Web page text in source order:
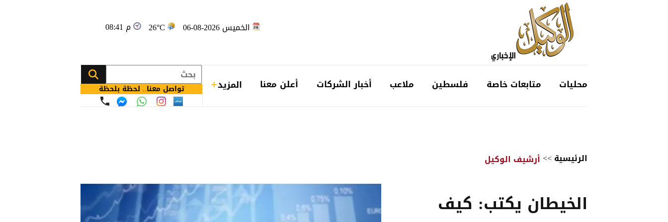
الخميس 2026-08-06 26°C 08:41 م
محليات متابعات خاصة فلسطين ملاعب أخبار الشركات أعلن معنا المزيد تواصل معنا.. لحظة بلحظة
الرئيسية>>أرشيف الوكيل
الخيطان يكتب: كيف